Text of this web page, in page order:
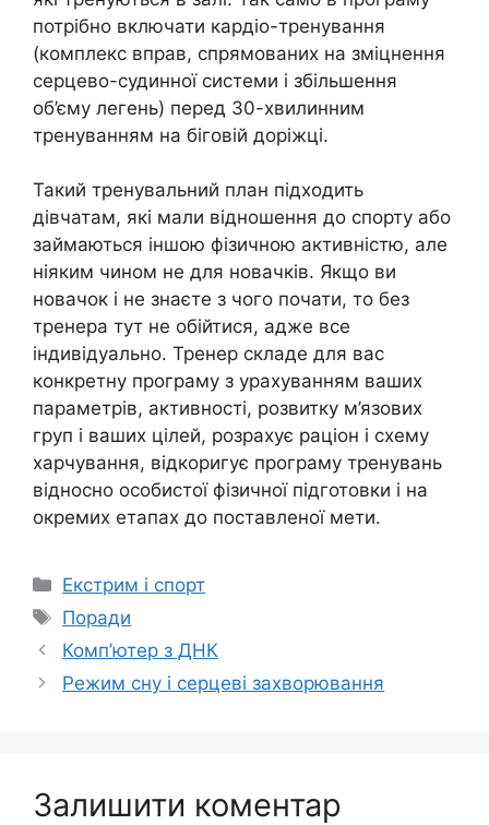
потрібно включати кардіо-тренування
(комплекс вправ, спрямованих на зміцнення
серцево-судинної системи і збільшення
об’єму легень) перед 30-хвилинним
тренуванням на біговій доріжці.
Такий тренувальний план підходить
дівчатам, які мали відношення до спорту або
займаються іншою фізичною активністю, але
ніяким чином не для новачків. Якщо ви
новачок і не знаєте з чого почати, то без
тренера тут не обійтися, адже все
індивідуально. Тренер складе для вас
конкретну програму з урахуванням ваших
параметрів, активності, розвитку м’язових
груп і ваших цілей, розрахує раціон і схему
харчування, відкоригує програму тренувань
відносно особистої фізичної підготовки і на
окремих етапах до поставленої мети.
Категорії
Екстрим і спорт
Позначки
Поради
Комп’ютер з ДНК
Режим сну і серцеві захворювання
Залишити коментар